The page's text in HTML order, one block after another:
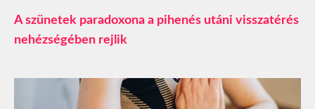
A szünetek paradoxona a pihenés utáni visszatérés
nehézségében rejlik